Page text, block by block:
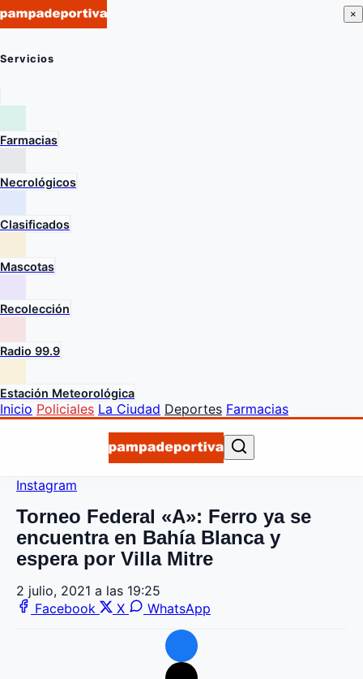
×
Servicios
Farmacias
Necrológicos
Clasificados
Mascotas
Recolección
Radio 99.9
Estación Meteorológica
Inicio Policiales La Ciudad Deportes Farmacias
Instagram
Torneo Federal «A»: Ferro ya se
encuentra en Bahía Blanca y
espera por Villa Mitre
2 julio, 2021 a las 19:25
Facebook
X WhatsApp